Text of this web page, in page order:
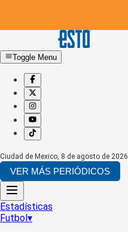
Toggle Menu
Ciudad de Mexico, 8 de agosto de 2026
VER MÁS PERIÓDICOS
Estadísticas
Futbol▾